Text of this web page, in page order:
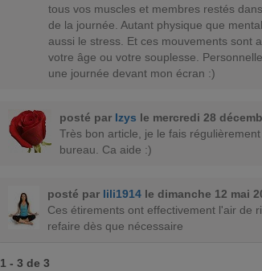
tous vos muscles et membres restés
de la journée. Autant physique que
aussi le stress. Et ces mouvements sont
votre âge ou votre souplesse.
une journée devant mon écran :)
posté par Izys le mercredi 28
Très bon article, je le fais
bureau. Ca aide :)
posté par lili1914 le dimanche 12 mai
Ces étirements ont effectivement l'air de
refaire dès que nécessaire
1 - 3 de 3